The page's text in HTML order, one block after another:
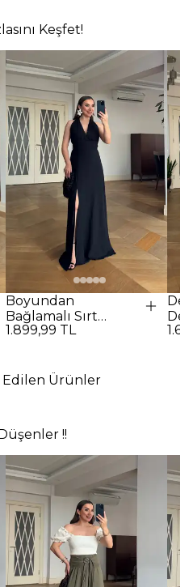
Keşfet!
Boyundan
Bağlamalı Sırt
Dekolteli Uzun
1.899,99 TL
Edilen Ürünler
!!